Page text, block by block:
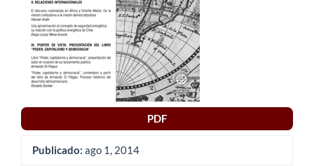
PDF
Publicado: ago 1, 2014